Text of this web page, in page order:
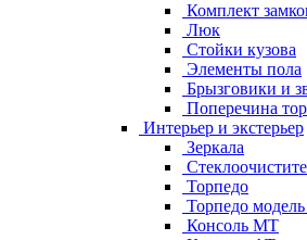
Комплект
Люк
Стойки кузова
Элементы пола
Брызговики и
Поперечина
Интерьер и экстерьер
Зеркала
Торпедо
Торпедо
Консоль МТ